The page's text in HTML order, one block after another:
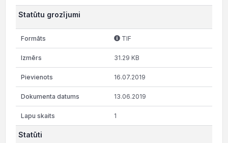
Statūtu grozījumi
TIF
31.29 KB
16.07.2019
13.06.2019
1
Statūti